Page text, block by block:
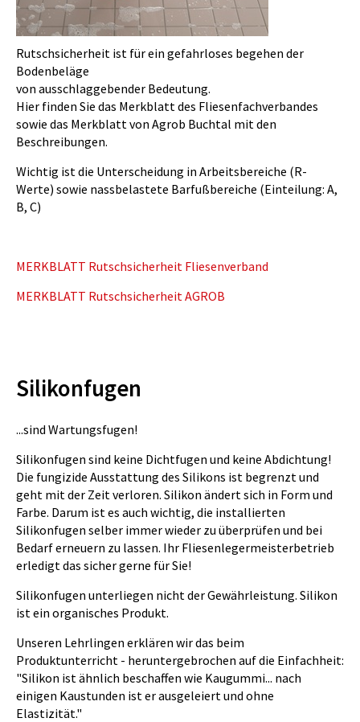
Rutschsicherheit ist für ein gefahrloses begehen der
Bodenbeläge
von ausschlaggebender Bedeutung.
Hier finden Sie das Merkblatt des Fliesenfachverbandes
sowie das Merkblatt von Agrob Buchtal mit den
Beschreibungen.
Wichtig ist die Unterscheidung in Arbeitsbereiche (R-
Werte) sowie nassbelastete Barfußbereiche (Einteilung: A,
B, C)
MERKBLATT Rutschsicherheit Fliesenverband
MERKBLATT Rutschsicherheit AGROB
Silikonfugen
...sind Wartungsfugen!
Silikonfugen sind keine Dichtfugen und keine Abdichtung!
Die fungizide Ausstattung des Silikons ist begrenzt und
geht mit der Zeit verloren. Silikon ändert sich in Form und
Farbe. Darum ist es auch wichtig, die installierten
Silikonfugen selber immer wieder zu überprüfen und bei
Bedarf erneuern zu lassen. Ihr Fliesenlegermeisterbetrieb
erledigt das sicher gerne für Sie!
Silikonfugen unterliegen nicht der Gewährleistung. Silikon
ist ein organisches Produkt.
Unseren Lehrlingen erklären wir das beim
Produktunterricht - heruntergebrochen auf die Einfachheit:
"Silikon ist ähnlich beschaffen wie Kaugummi... nach
einigen Kaustunden ist er ausgeleiert und ohne
Elastizität."